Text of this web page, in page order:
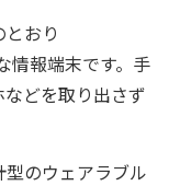
おり
情報端末です。手
どを取り出さず
のウェアラブル